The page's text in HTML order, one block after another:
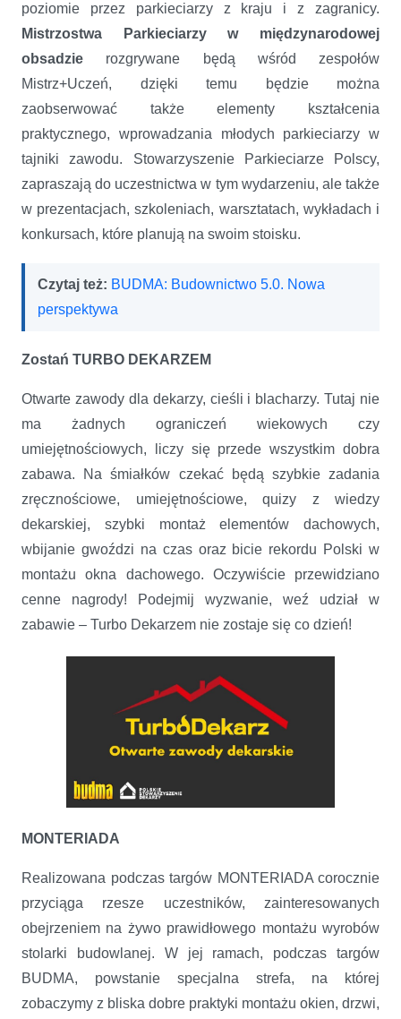
poziomie przez parkieciarzy z kraju i z zagranicy.
Mistrzostwa Parkieciarzy w międzynarodowej
obsadzie rozgrywane będą wśród zespołów
Mistrz+Uczeń, dzięki temu będzie można
zaobserwować także elementy kształcenia
praktycznego, wprowadzania młodych parkieciarzy w
tajniki zawodu. Stowarzyszenie Parkieciarze Polscy,
zapraszają do uczestnictwa w tym wydarzeniu, ale także
w prezentacjach, szkoleniach, warsztatach, wykładach i
konkursach, które planują na swoim stoisku.
Czytaj też: BUDMA: Budownictwo 5.0. Nowa
perspektywa
Zostań TURBO DEKARZEM
Otwarte zawody dla dekarzy, cieśli i blacharzy. Tutaj nie
ma żadnych ograniczeń wiekowych czy
umiejętnościowych, liczy się przede wszystkim dobra
zabawa. Na śmiałków czekać będą szybkie zadania
zręcznościowe, umiejętnościowe, quizy z wiedzy
dekarskiej, szybki montaż elementów dachowych,
wbijanie gwoździ na czas oraz bicie rekordu Polski w
montażu okna dachowego. Oczywiście przewidziano
cenne nagrody! Podejmij wyzwanie, weź udział w
zabawie – Turbo Dekarzem nie zostaje się co dzień!
MONTERIADA
Realizowana podczas targów MONTERIADA corocznie
przyciąga rzesze uczestników, zainteresowanych
obejrzeniem na żywo prawidłowego montażu wyrobów
stolarki budowlanej. W jej ramach, podczas targów
BUDMA, powstanie specjalna strefa, na której
zobaczymy z bliska dobre praktyki montażu okien, drzwi,